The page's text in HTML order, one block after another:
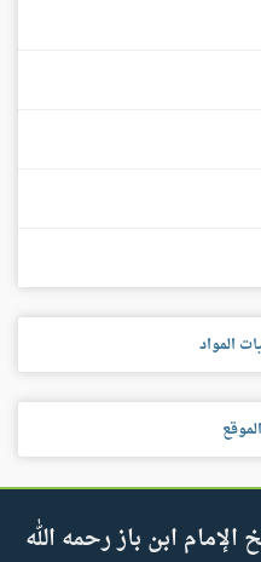
المواد
ابن باز رحمه الله